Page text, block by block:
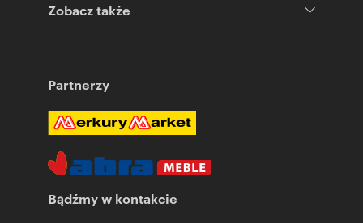
Zobacz także
Partnerzy
Bądźmy w kontakcie